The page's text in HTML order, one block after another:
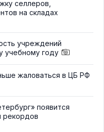
селлеров,
на складах
учреждений
учебному году
жаловаться в ЦБ РФ
появится
рекордов